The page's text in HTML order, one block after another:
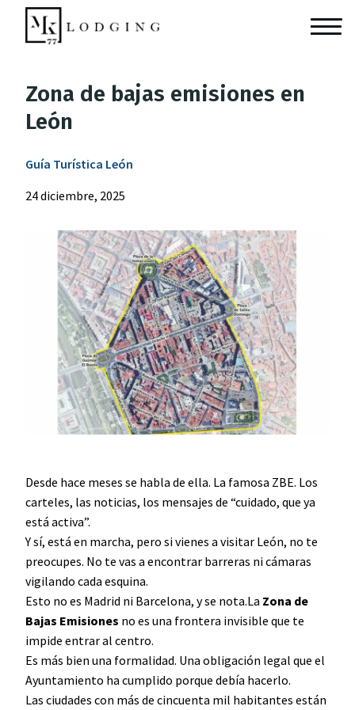
Zona de bajas emisiones en
León
Guía Turística León
24 diciembre, 2025
Desde hace meses se habla de ella. La famosa ZBE. Los
carteles, las noticias, los mensajes de “cuidado, que ya
está activa”.
Y sí, está en marcha, pero si vienes a visitar León, no te
preocupes. No te vas a encontrar barreras ni cámaras
vigilando cada esquina.
Esto no es Madrid ni Barcelona, y se nota.La Zona de
Bajas Emisiones no es una frontera invisible que te
impide entrar al centro.
Es más bien una formalidad. Una obligación legal que el
Ayuntamiento ha cumplido porque debía hacerlo.
Las ciudades con más de cincuenta mil habitantes están